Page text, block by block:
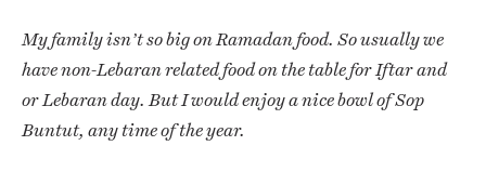
My family isn’t so big on Ramadan food. So usually we
have non-Lebaran related food on the table for Iftar and
or Lebaran day. But I would enjoy a nice bowl of Sop
Buntut, any time of the year.